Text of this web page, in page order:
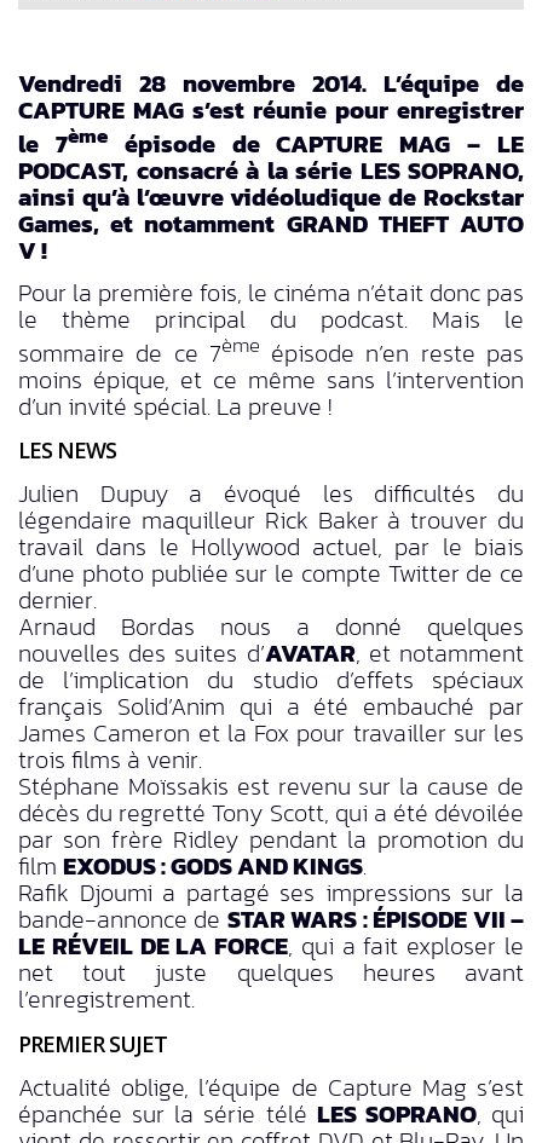
Vendredi 28 novembre 2014. L’équipe de
CAPTURE MAG s’est réunie pour enregistrer
le 7èmeépisode de CAPTURE MAG – LE
PODCAST, consacré à la série LES SOPRANO,
ainsi qu’à l’œuvre vidéoludique de Rockstar
Games, et notamment GRAND THEFT AUTO
V !
Pour la première fois, le cinéma n’était donc pas
le thème principal du podcast. Mais le
sommaire de ce 7ème épisode n’en reste pas
moins épique, et ce même sans l’intervention
d’un invité spécial. La preuve !
LES NEWS
Julien Dupuy a évoqué les difficultés du
légendaire maquilleur Rick Baker à trouver du
travail dans le Hollywood actuel, par le biais
d’une photo publiée sur le compte Twitter de ce
dernier.
Arnaud Bordas nous a donné quelques
nouvelles des suites d’AVATAR, et notamment
de l’implication du studio d’effets spéciaux
français Solid’Anim qui a été embauché par
James Cameron et la Fox pour travailler sur les
trois films à venir.
Stéphane Moïssakis est revenu sur la cause de
décès du regretté Tony Scott, qui a été dévoilée
par son frère Ridley pendant la promotion du
film EXODUS : GODS AND KINGS.
Rafik Djoumi a partagé ses impressions sur la
bande-annonce de STAR WARS : ÉPISODE VII –
LE RÉVEIL DE LA FORCE, qui a fait exploser le
net tout juste quelques heures avant
l’enregistrement.
PREMIER SUJET
Actualité oblige, l’équipe de Capture Mag s’est
épanchée sur la série télé LES SOPRANO, qui